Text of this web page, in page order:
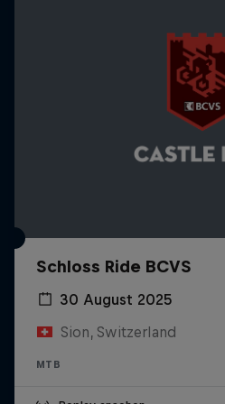
Schloss Ride BCVS
30 August 2025
Sion, Switzerland
MTB